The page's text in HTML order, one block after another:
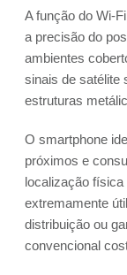
A função do Wi-
a precisão do
ambientes
sinais de satélite
estruturas
O smartphone
próximos e
localização
extremamente
distribuição ou
convencional